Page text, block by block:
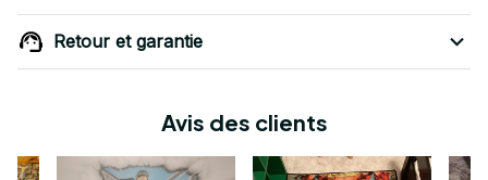
Retour et garantie
Avis des clients